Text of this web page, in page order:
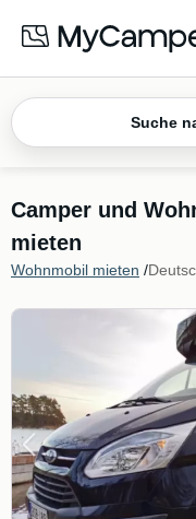
Suche
Camper und
mieten
Wohnmobil mieten /